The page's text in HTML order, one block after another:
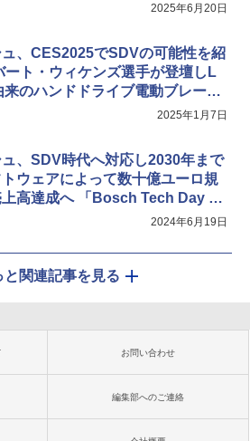
2025年6月20日
、CES2025でSDVの可能性を紹
ート・ウィケンズ選手が登壇しL
来のハンドドライブ電動ブレーキ
2025年1月7日
、SDV時代へ対応し2030年まで
ウェアによって数十億ユーロ規
高達成へ 「Bosch Tech Day 20
2024年6月19日
と関連記事を見る
お問い合わせ
編集部へのご連絡